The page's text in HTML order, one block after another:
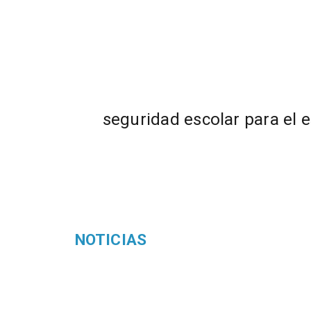
seguridad escolar para el
NOTICIAS